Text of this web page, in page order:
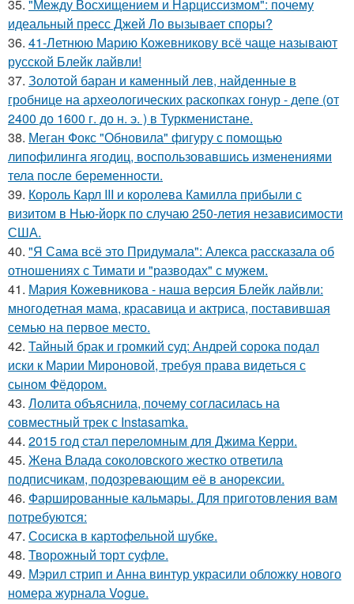
35. "Между Восхищением и Нарциссизмом": почему
идеальный пресс Джей Ло вызывает споры?
36. 41-Летнюю Марию Кожевникову всё чаще называют
русской Блейк лайвли!
37. Золотой баран и каменный лев, найденные в
гробнице на археологических раскопках гонур - депе (от
2400 до 1600 г. до н. э. ) в Туркменистане.
38. Меган Фокс "Обновила" фигуру с помощью
липофилинга ягодиц, воспользовавшись изменениями
тела после беременности.
39. Король Карл III и королева Камилла прибыли с
визитом в Нью-йорк по случаю 250-летия независимости
США.
40. "Я Сама всё это Придумала": Алекса рассказала об
отношениях с Тимати и "разводах" с мужем.
41. Мария Кожевникова - наша версия Блейк лайвли:
многодетная мама, красавица и актриса, поставившая
семью на первое место.
42. Тайный брак и громкий суд: Андрей сорока подал
иски к Марии Мироновой, требуя права видеться с
сыном Фёдором.
43. Лолита объяснила, почему согласилась на
совместный трек с Instasamka.
44. 2015 год стал переломным для Джима Керри.
45. Жена Влада соколовского жестко ответила
подписчикам, подозревающим её в анорексии.
46. Фаршированные кальмары. Для приготовления вам
потребуются:
47. Сосиска в картофельной шубке.
48. Творожный торт суфле.
49. Мэрил стрип и Анна винтур украсили обложку нового
номера журнала Vogue.